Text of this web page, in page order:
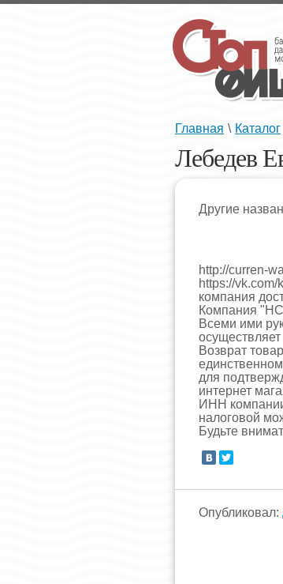
Главная \ Каталог
Лебедев
Другие
http://curren-
https://
компания
Компания
Всеми ими
Возврат
для
интернет
ИНН
налоговой
Будьте
Опубликовал: